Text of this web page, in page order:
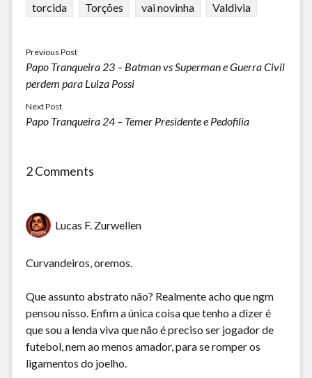
torcida
Torções vai novinha Valdivia
Previous Post
Papo Tranqueira 23 – Batman vs Superman e Guerra Civil
perdem para Luiza Possi
Next Post
Papo Tranqueira 24 – Temer Presidente e Pedofilia
2 Comments
Lucas F. Zurwellen
Curvandeiros, oremos.
Que assunto abstrato não? Realmente acho que ngm
pensou nisso. Enfim a única coisa que tenho a dizer é
que sou a lenda viva que não é preciso ser jogador de
futebol, nem ao menos amador, para se romper os
ligamentos do joelho.